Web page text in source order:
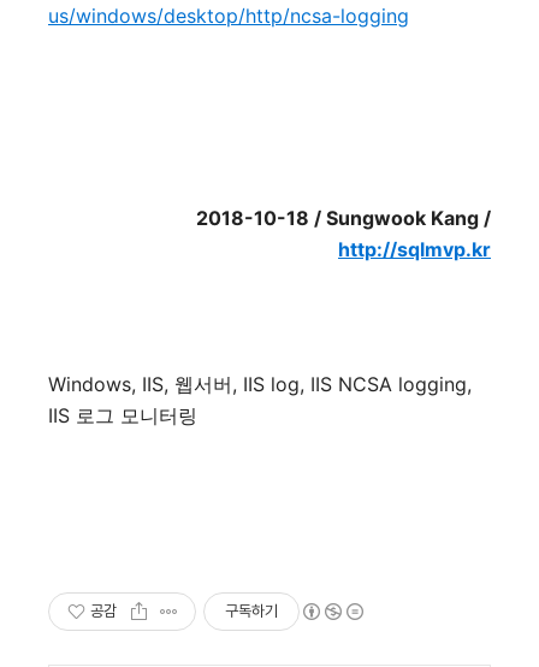
us/windows/desktop/http/ncsa-logging
2018-10-18 / Sungwook Kang /
http://sqlmvp.kr
Windows, IIS, 웹서버, IIS log, IIS NCSA logging,
IIS 로그 모니터링
공감 구독하기